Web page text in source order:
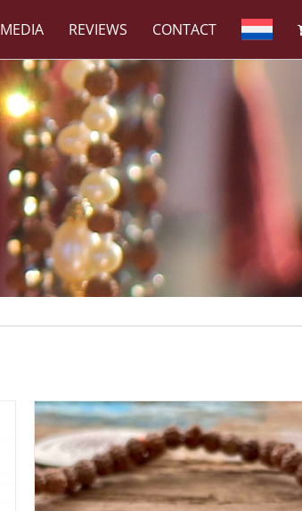
MEDIA REVIEWS CONTACT